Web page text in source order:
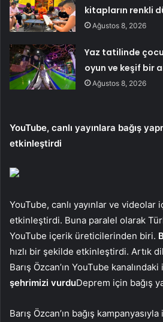
kitapların renkli
Ağustos 8, 2026
Yaz tatilinde
oyun ve keşif bir
Ağustos 8, 2026
YouTube, canlı yayınlara bağış
etkinleştirdi
YouTube, canlı yayınlar ve videolar
etkinleştirdi. Buna paralel olarak
YouTube içerik üreticilerinden biri.
hızlı bir şekilde etkinleştirdi. Artık
Barış Özcan’ın YouTube kanalındaki
şehrimizi vurduDeprem için bağış
Barış Özcan’ın bağış